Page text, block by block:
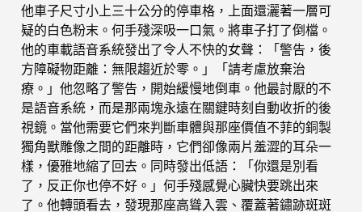
他車子尺寸小上三十公分的停車格，上面還灑著一層可
疑的白色粉末。何手殘深吸一口氣。將車子打了倒檔。
他的車載語音系統發出了令人不快的女聲：「警告，後
方障礙物距離：無限趨近於零。」「請考慮放棄治
療。」他忽略了警告，開始緩慢地倒車。他最討厭的不
是語音系統，而是那兩塊永遠在關鍵時刻自動收折的後
視鏡。當他需要它們來判斷車體與那座價值不菲的銅製
獨角獸雕像之間的距離時，它們卻像兩片羞澀的耳朵一
樣，優雅地縮了回去。同時發出低語：「你還是別看
了，反正你也停不好。」何手殘感覺心臟快要跳出來
了。他轉頭看去，發現那座高聳入雲、覆蓋著鏽跡斑斑